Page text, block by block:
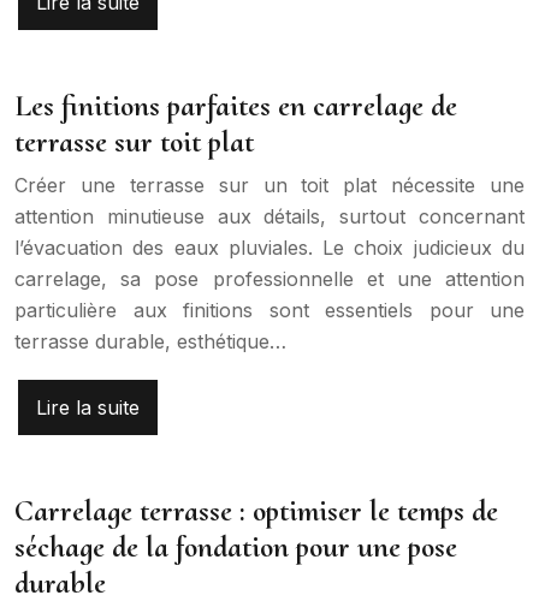
Les finitions parfaites en carrelage de
terrasse sur toit plat
Créer une terrasse sur un toit plat nécessite une
attention minutieuse aux détails, surtout concernant
l’évacuation des eaux pluviales. Le choix judicieux du
carrelage, sa pose professionnelle et une attention
particulière aux finitions sont essentiels pour une
terrasse durable, esthétique…
Lire la suite
Carrelage terrasse : optimiser le temps de
séchage de la fondation pour une pose
durable